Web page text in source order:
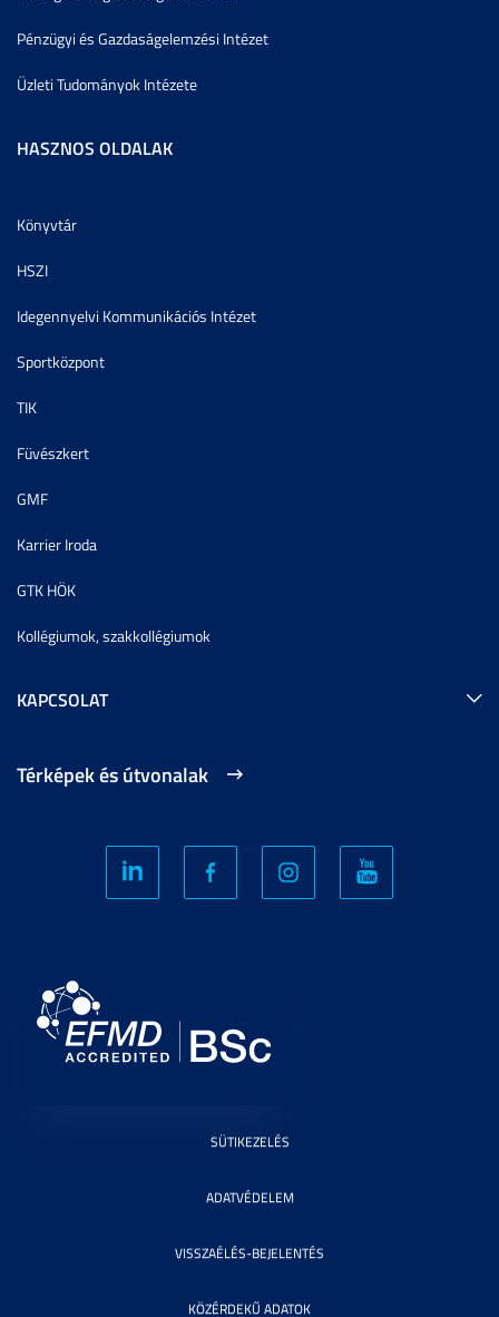
Pénzügyi és Gazdaságelemzési Intézet
Üzleti Tudományok Intézete
HASZNOS OLDALAK
Könyvtár
HSZI
Idegennyelvi Kommunikációs Intézet
Sportközpont
TIK
Füvészkert
GMF
Karrier Iroda
GTK HÖK
Kollégiumok, szakkollégiumok
KAPCSOLAT
Térképek és útvonalak
SÜTIKEZELÉS
ADATVÉDELEM
VISSZAÉLÉS-BEJELENTÉS
KÖZÉRDEKŰ ADATOK